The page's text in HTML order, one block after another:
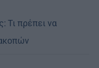
Τι πρέπει να